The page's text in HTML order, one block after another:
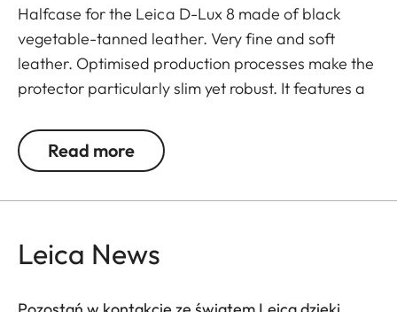
Halfcase for the Leica D-Lux 8 made of black
vegetable-tanned leather. Very fine and soft
leather. Optimised production processes make the
protector particularly slim yet robust. It features a
Read more
Leica News